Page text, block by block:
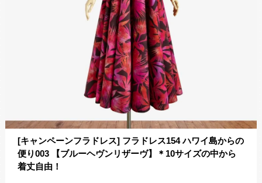
[キャンペーンフラドレス] フラドレス154 ハワイ島からの
便り003 【ブルーヘヴンリザーヴ】＊10サイズの中から
着丈自由！